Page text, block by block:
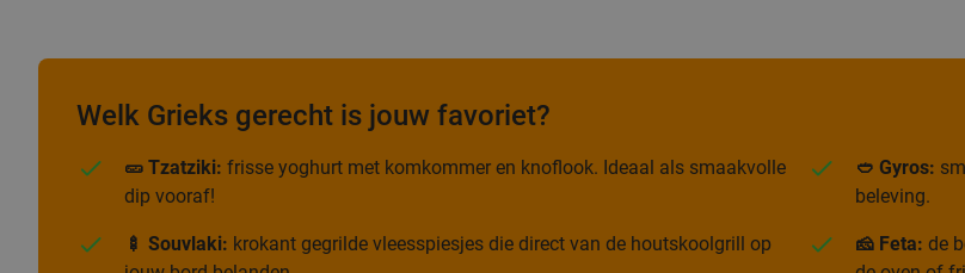
Welk Grieks gerecht is jouw favoriet?
🥒 Tzatziki: frisse yoghurt met komkommer en knoflook. Ideaal als smaakvolle
dip vooraf!
🍢 Souvlaki: krokant gegrilde vleesspiesjes die direct van de houtskoolgrill op
🥙 Gyros:
beleving.
🧀 Feta: de